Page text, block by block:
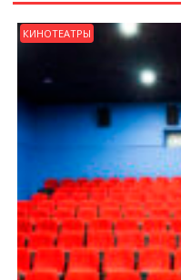
КИНОТЕАТРЫ